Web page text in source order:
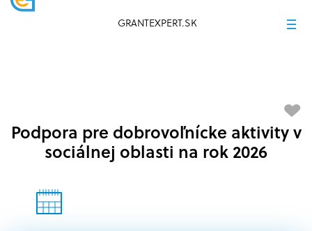
GRANTEXPERT.SK
Podpora pre dobrovoľnícke aktivity v
sociálnej oblasti na rok 2026